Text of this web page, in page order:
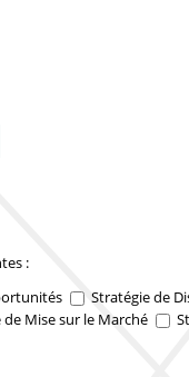
:
Stratégie de
de Mise sur le Marché